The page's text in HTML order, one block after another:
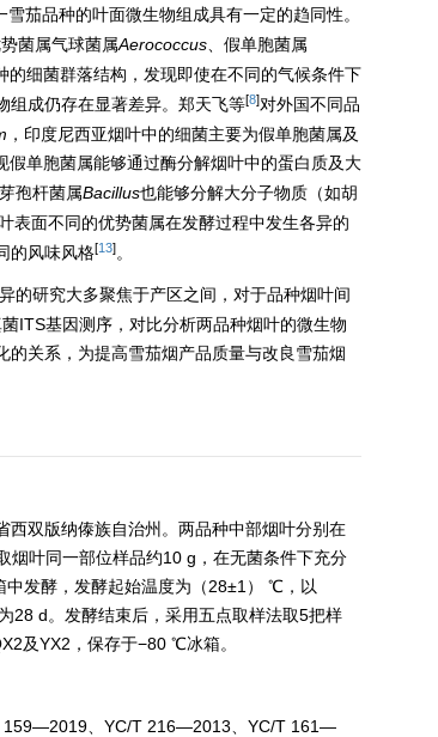
雪茄品种的叶面微生物组成具有一定的趋同性。
菌属气球菌属Aerococcus 、假单胞菌属
的细菌群落结构，发现即使在不同的气候条件下
组成仍存在显著差异。郑天飞等[8]对外国不同品
，印度尼西亚烟叶中的细菌主要为假单胞菌属及
假单胞菌属能够通过酶分解烟叶中的蛋白质及大
孢杆菌属Bacillus也能够分解大分子物质（如胡
表面不同的优势菌属在发酵过程中发生各异的
的风味风格[13]。
的研究大多聚焦于产区之间，对于品种烟叶间
ITS基因测序，对比分析两品种烟叶的微生物
关系，为提高雪茄烟产品质量与改良雪茄烟
双版纳傣族自治州。两品种中部烟叶分别在
烟叶同一部位样品约10 g，在无菌条件下充分
发酵，发酵起始温度为（28±1） ℃，以
28 d。发酵结束后，采用五点取样法取5把样
及YX2，保存于−80 ℃冰箱。
159—2019、YC/T 216—2013、YC/T 161—